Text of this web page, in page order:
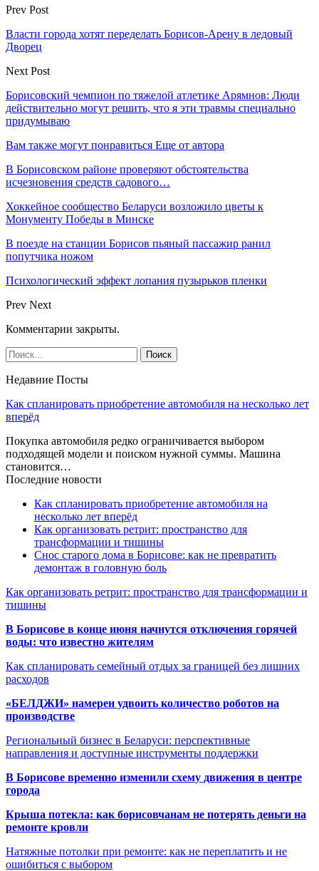
Prev Post
Власти города хотят переделать Борисов-Арену в ледовый
Дворец
Next Post
Борисовский чемпион по тяжелой атлетике Арямнов: Люди
действительно могут решить, что я эти травмы специально
придумываю
Вам также могут понравиться Еще от автора
В Борисовском районе проверяют обстоятельства
исчезновения средств садового…
Хоккейное сообщество Беларуси возложило цветы к
Монументу Победы в Минске
В поезде на станции Борисов пьяный пассажир ранил
попутчика ножом
Психологический эффект лопания пузырьков пленки
Prev Next
Комментарии закрыты.
Недавние Посты
Как спланировать приобретение автомобиля на несколько лет
вперёд
Покупка автомобиля редко ограничивается выбором
подходящей модели и поиском нужной суммы. Машина
становится…
Последние новости
Как спланировать приобретение автомобиля на
несколько лет вперёд
Как организовать ретрит: пространство для
трансформации и тишины
Снос старого дома в Борисове: как не превратить
демонтаж в головную боль
Как организовать ретрит: пространство для трансформации и
тишины
В Борисове в конце июня начнутся отключения горячей
воды: что известно жителям
Как спланировать семейный отдых за границей без лишних
расходов
«БЕЛДЖИ» намерен удвоить количество роботов на
производстве
Региональный бизнес в Беларуси: перспективные
направления и доступные инструменты поддержки
В Борисове временно изменили схему движения в центре
города
Крыша потекла: как борисовчанам не потерять деньги на
ремонте кровли
Натяжные потолки при ремонте: как не переплатить и не
ошибиться с выбором